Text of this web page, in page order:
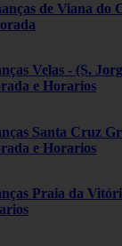
de Viana do
Velas - (S.
e Horarios
Santa Cruz
e Horarios
Praia da